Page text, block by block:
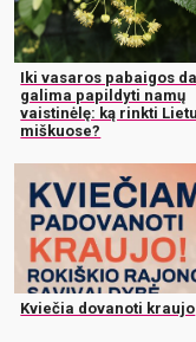
Iki vasaros pabaigos
galima papildyti namų
vaistinėlę: ką rinkti
miškuose?
Kviečia dovanoti kraujo